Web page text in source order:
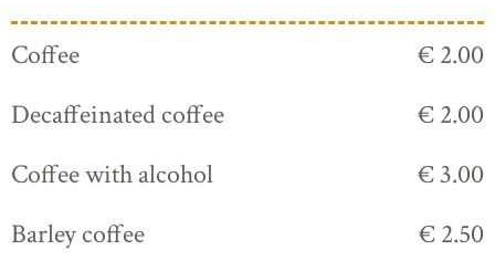
Coffee
€ 2.00
Decaffeinated coffee
€ 2.00
Coffee with alcohol
€ 3.00
Barley coffee
€ 2.50